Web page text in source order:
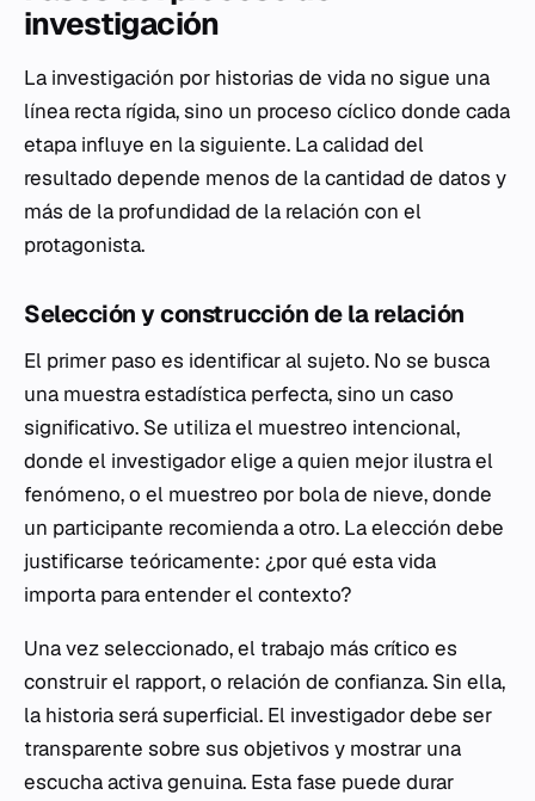
investigación
La investigación por historias de vida no sigue una
línea recta rígida, sino un proceso cíclico donde cada
etapa influye en la siguiente. La calidad del
resultado depende menos de la cantidad de datos y
más de la profundidad de la relación con el
protagonista.
Selección y construcción de la relación
El primer paso es identificar al sujeto. No se busca
una muestra estadística perfecta, sino un caso
significativo. Se utiliza el muestreo intencional,
donde el investigador elige a quien mejor ilustra el
fenómeno, o el muestreo por bola de nieve, donde
un participante recomienda a otro. La elección debe
justificarse teóricamente: ¿por qué esta vida
importa para entender el contexto?
Una vez seleccionado, el trabajo más crítico es
construir el rapport, o relación de confianza. Sin ella,
la historia será superficial. El investigador debe ser
transparente sobre sus objetivos y mostrar una
escucha activa genuina. Esta fase puede durar